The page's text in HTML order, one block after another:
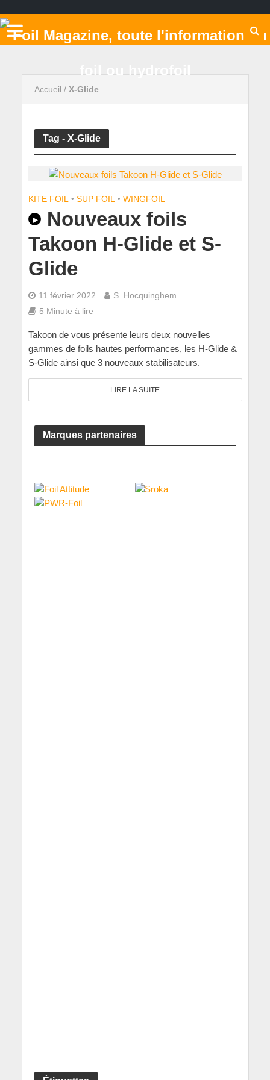
Accueil / X-Glide
Tag - X-Glide
KITE FOIL • SUP FOIL • WINGFOIL
Nouveaux foils
Takoon H-Glide et S-
Glide
11 février 2022
S. Hocquinghem
5 Minute à lire
Takoon de vous présente leurs deux nouvelles
gammes de foils hautes performances, les H-Glide &
S-Glide ainsi que 3 nouveaux stabilisateurs.
LIRE LA SUITE
Marques partenaires